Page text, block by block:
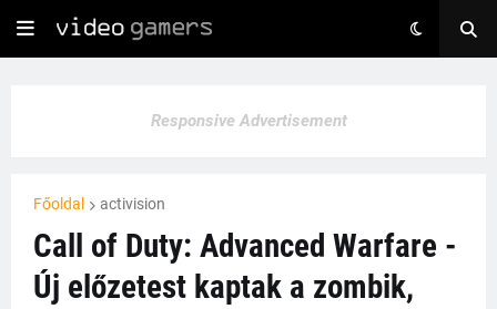
Responsive Advertisement
Főoldal activision
Call of Duty: Advanced Warfare -
Új előzetest kaptak a zombik,